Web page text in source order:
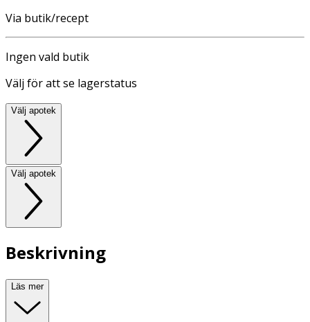
Via butik/recept
Ingen vald butik
Välj för att se lagerstatus
Välj apotek
Välj apotek
Beskrivning
Läs mer